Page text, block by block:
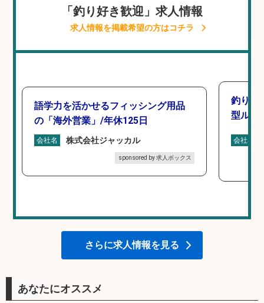
「釣り好き歓迎」求人情報
求人情報を掲載希望の方はコチラ
語学力を活かせるフィッシング用品
の「海外営業」/年休125日
会社名 株式会社ジャッカル
sponsored by 求人ボックス
釣り好
型ルー
会社名
さらに求人情報を見る
あなたにオススメ